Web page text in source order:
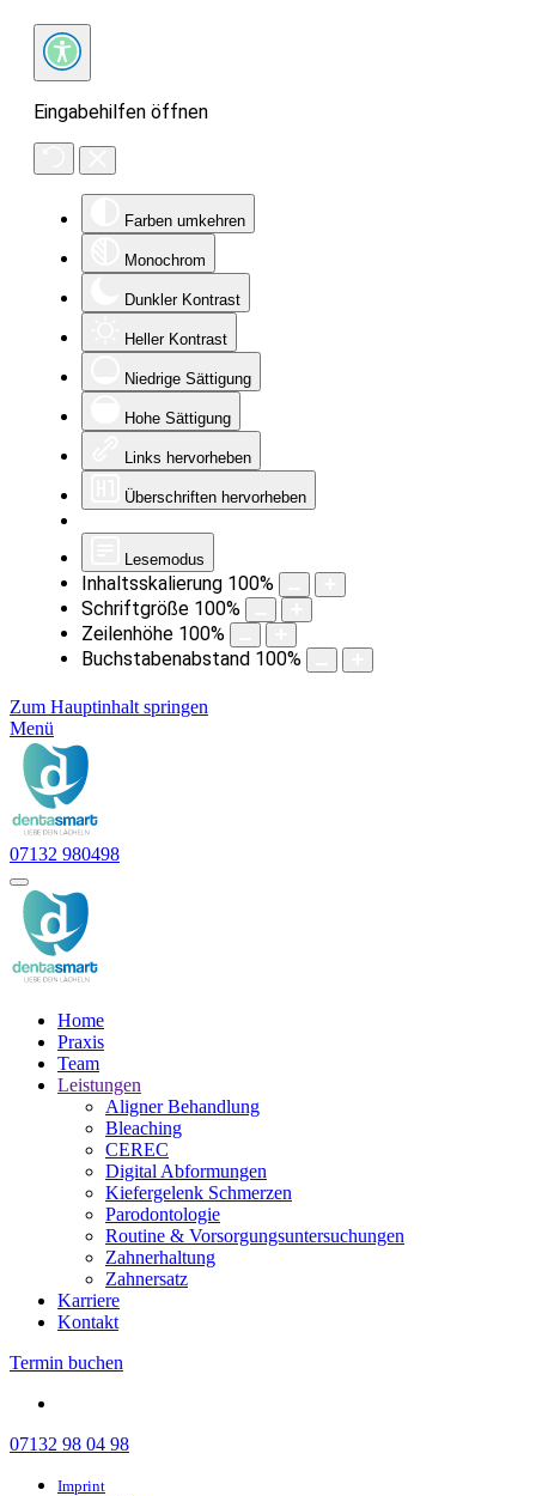
Eingabehilfen öffnen
Farben umkehren
Monochrom
Dunkler Kontrast
Heller Kontrast
Niedrige Sättigung
Hohe Sättigung
Links hervorheben
Überschriften hervorheben
Lesemodus
Inhaltsskalierung 100%
Schriftgröße 100%
Zeilenhöhe 100%
Buchstabenabstand 100%
Zum Hauptinhalt springen
Menü
07132 980498
Home
Praxis
Team
Leistungen
Aligner Behandlung
Bleaching
CEREC
Digital Abformungen
Kiefergelenk Schmerzen
Parodontologie
Routine & Vorsorgungsuntersuchungen
Zahnerhaltung
Zahnersatz
Karriere
Kontakt
Termin buchen
07132 98 04 98
Imprint